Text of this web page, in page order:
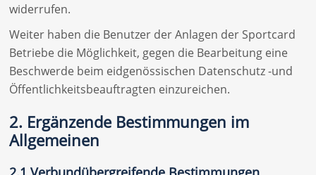
widerrufen.
Weiter haben die Benutzer der Anlagen der Sportcard
Betriebe die Möglichkeit, gegen die Bearbeitung eine
Beschwerde beim eidgenössischen Datenschutz -und
Öffentlichkeitsbeauftragten einzureichen.
2. Ergänzende Bestimmungen im
Allgemeinen